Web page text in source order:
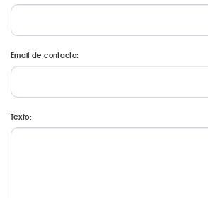
Email de contacto:
Texto: